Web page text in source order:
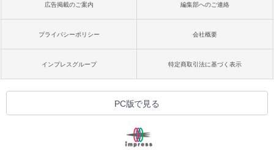
広告掲載のご案内 編集部へのご連絡
プライバシーポリシー 会社概要
インプレスグループ 特定商取引法に基づく表示
PC版で見る